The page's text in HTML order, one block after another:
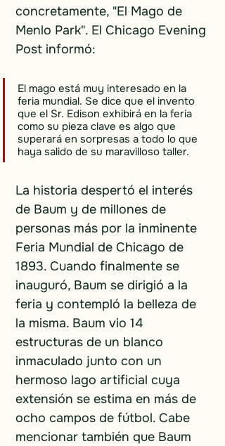
concretamente, "El Mago de
Menlo Park". El Chicago Evening
Post informó:
El mago está muy interesado en la
feria mundial. Se dice que el invento
que el Sr. Edison exhibirá en la feria
como su pieza clave es algo que
superará en sorpresas a todo lo que
haya salido de su maravilloso taller.
La historia despertó el interés
de Baum y de millones de
personas más por la inminente
Feria Mundial de Chicago de
1893. Cuando finalmente se
inauguró, Baum se dirigió a la
feria y contempló la belleza de
la misma. Baum vio 14
estructuras de un blanco
inmaculado junto con un
hermoso lago artificial cuya
extensión se estima en más de
ocho campos de fútbol. Cabe
mencionar también que Baum